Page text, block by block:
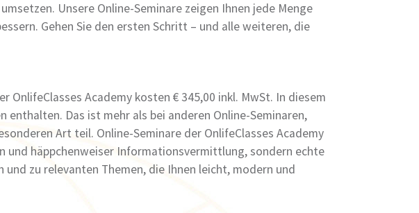
Unsere Online-Seminare zeigen Ihnen jede Menge
Gehen Sie den ersten Schritt – und alle weiteren, die
OnlifeClasses Academy kosten € 345,00 inkl. MwSt. In diesem
enthalten. Das ist mehr als bei anderen Online-Seminaren,
Art teil. Online-Seminare der OnlifeClasses Academy
und häppchenweiser Informationsvermittlung, sondern echte
und zu relevanten Themen, die Ihnen leicht, modern und